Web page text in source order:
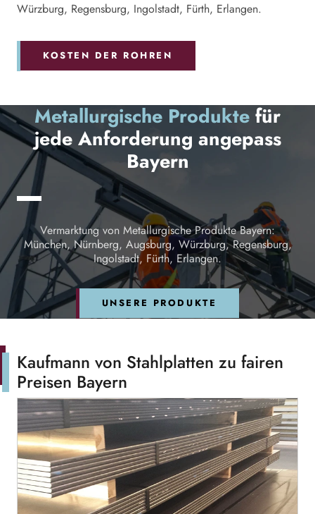
Würzburg, Regensburg, Ingolstadt, Fürth, Erlangen.
KOSTEN DER ROHREN
Metallurgische Produkte für
jede Anforderung angepass
Bayern
Vermarktung von Metallurgische Produkte Bayern:
München, Nürnberg, Augsburg, Würzburg, Regensburg,
Ingolstadt, Fürth, Erlangen.
UNSERE PRODUKTE
Kaufmann von Stahlplatten zu fairen
Preisen Bayern